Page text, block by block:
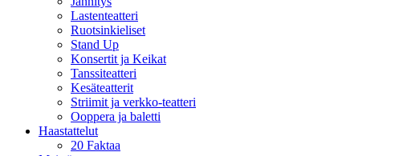
Lastenteatteri
Ruotsinkieliset
Stand Up
Konsertit ja Keikat
Tanssiteatteri
Kesäteatterit
Striimit ja verkko-teatteri
Ooppera ja baletti
Haastattelut
20 Faktaa